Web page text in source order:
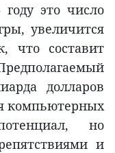
году это число
увеличится
что составит
долларов
компьютерных
но
и